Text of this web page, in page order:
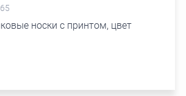
носки с принтом, цвет